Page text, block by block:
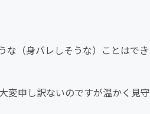
な（身バレしそうな）ことはでき
変申し訳ないのですが温かく見守